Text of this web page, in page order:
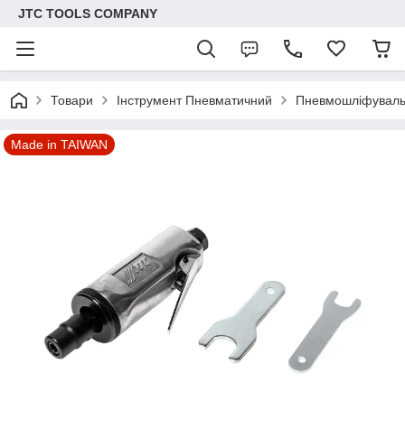
JTC TOOLS COMPANY
Товари Інструмент Пневматичний
Made in TAIWAN